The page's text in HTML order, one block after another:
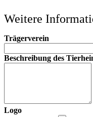
Weitere
Trägerverein
Beschreibung des
Logo